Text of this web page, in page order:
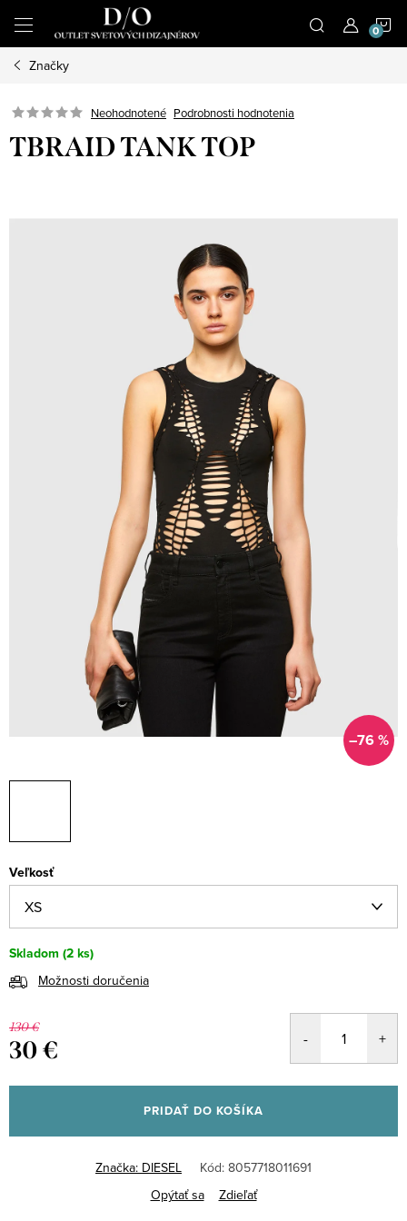
obsah
Značky
Neohodnotené Podrobnosti hodnotenia
TBRAID TANK TOP
–76 %
Veľkosť
Skladom (2 ks)
Možnosti doručenia
130 €
30 €
cena:
PRIDAŤ DO KOŠÍKA
Značka: DIESEL Kód: 8057718011691
Opýtať sa
Zdieľať